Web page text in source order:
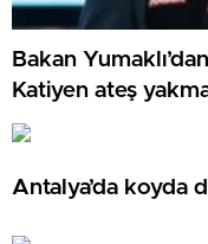
Bakan
Katiyen ateş
Antalya’da koyda